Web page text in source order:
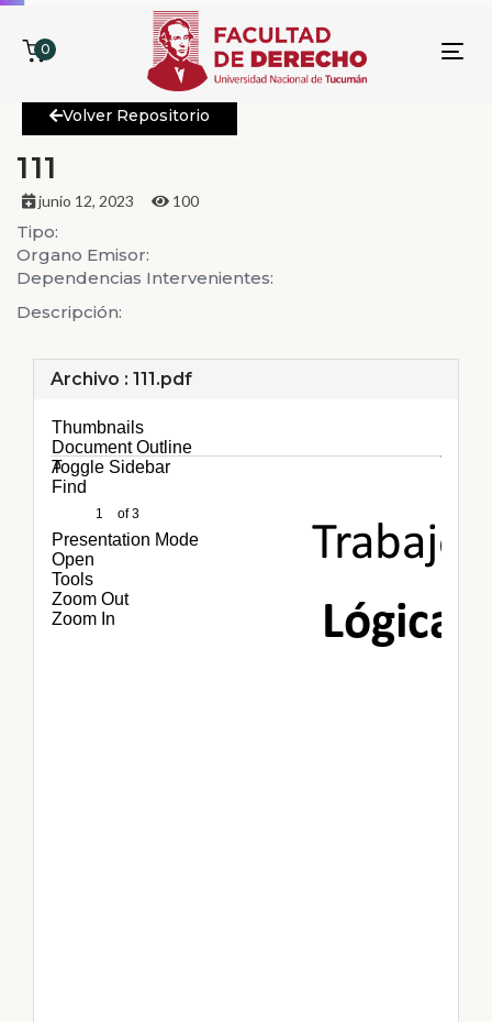
0
Volver Repositorio
111
junio 12, 2023 100
Tipo:
Organo Emisor:
Dependencias Intervenientes:
Descripción:
Archivo : 111.pdf